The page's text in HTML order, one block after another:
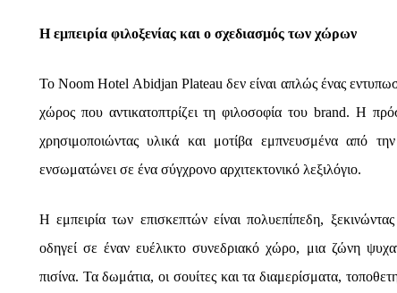
Η εμπειρία φιλοξενίας και ο σχεδιασμός των χώρων
Το Noom Hotel Abidjan Plateau δεν είναι απλώς ένας
χώρος που αντικατοπτρίζει τη φιλοσοφία του brand. Η
χρησιμοποιώντας υλικά και μοτίβα εμπνευσμένα από
ενσωματώνει σε ένα σύγχρονο αρχιτεκτονικό λεξιλόγιο.
Η εμπειρία των επισκεπτών είναι πολυεπίπεδη,
οδηγεί σε έναν ευέλικτο συνεδριακό χώρο, μια ζώνη
πισίνα. Τα δωμάτια, οι σουίτες και τα διαμερίσματα,